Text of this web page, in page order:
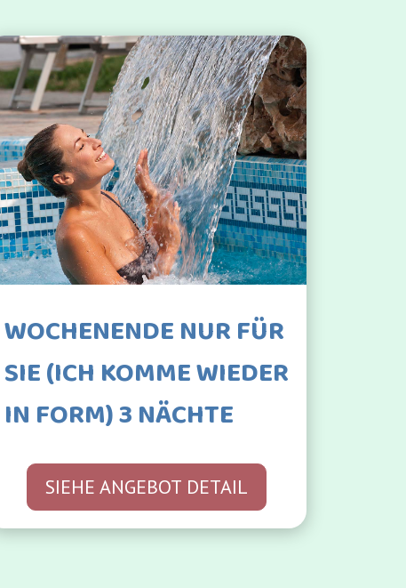
WOCHENENDE NUR FÜR
SIE (ICH KOMME WIEDER
IN FORM) 3 NÄCHTE
SIEHE ANGEBOT DETAIL